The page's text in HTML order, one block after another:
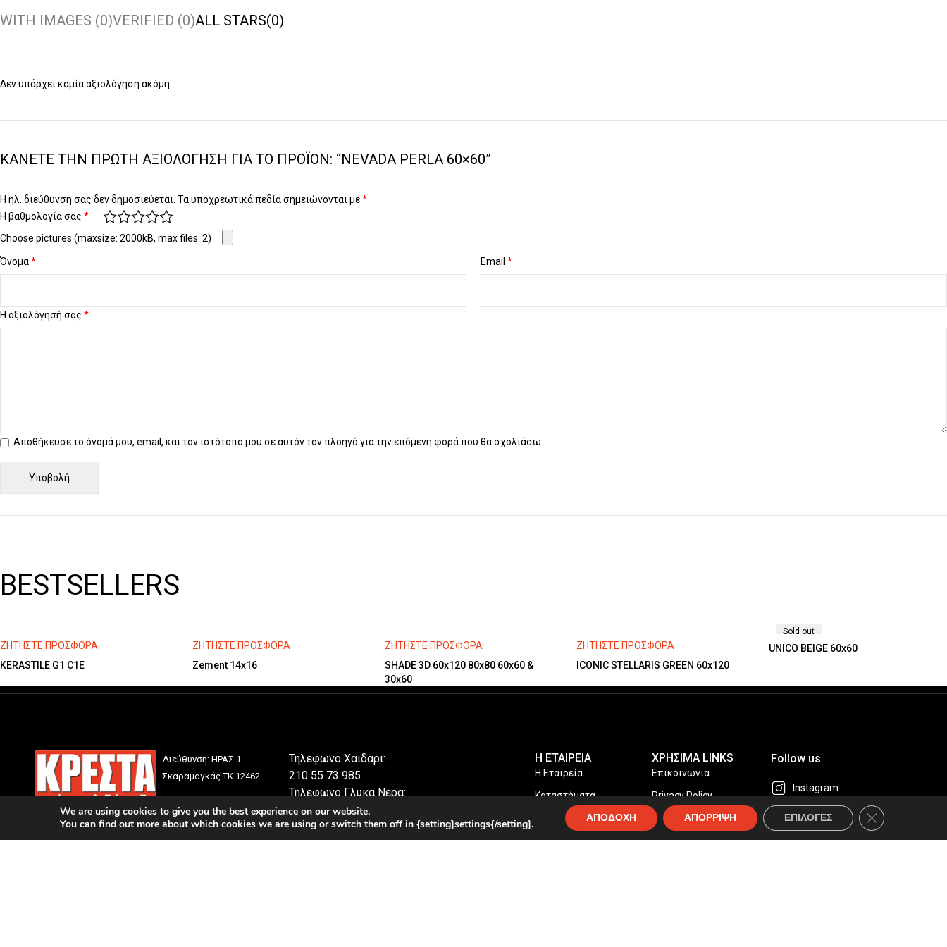
WITH IMAGES (0)VERIFIED (0)ALL STARS(0)
Δεν υπάρχει καμία αξιολόγηση ακόμη.
ΚΆΝΕΤΕ ΤΗΝ ΠΡΏΤΗ ΑΞΙΟΛΌΓΗΣΗ ΓΙΑ ΤΟ ΠΡΟΪΌΝ: “NEVADA PERLA 60×60”
Η ηλ. διεύθυνση σας δεν δημοσιεύεται. Τα υποχρεωτικά πεδία σημειώνονται με*
Η βαθμολογία σας *
Η αξιολόγησή σας *
Choose pictures (maxsize: 2000kB, max files: 2)
Όνομα* Email *
Αποθήκευσε το όνομά μου, email, και τον ιστότοπο μου σε αυτόν τον πλοηγό για την επόμενη φορά που θα σχολιάσω.
BESTSELLERS
ΖΗΤΗΣΤΕ ΠΡΟΣΦΟΡΑ
KERASTILE G1 C1E
ΖΗΤΗΣΤΕ ΠΡΟΣΦΟΡΑ
Zement 14x16
ΖΗΤΗΣΤΕ ΠΡΟΣΦΟΡΑ
SHADE 3D 60x120 80x80 60x60 &
30x60
ΖΗΤΗΣΤΕ ΠΡΟΣΦΟΡΑ
ICONIC STELLARIS GREEN 60x120
Sold out
UNICO BEIGE 60x60
Διεύθυνση: ΗΡΑΣ 1
Σκαραμαγκάς ΤΚ 12462
Τηλεφωνο Χαιδαρι:
210 55 73 985
Τηλεφωνο Γλυκα Νερα:
210 66 55 575
Email: info@cresta.gr
Η ΕΤΑΙΡΕΙΑ
Η Εταιρεία
Καταστήματα
ΧΡΗΣΙΜΑ LINKS
Επικοινωνία
Privacy Policy
Συχνές Ερωτήσεις
Follow us
Instagram
Facebook
We are using cookies to give you the best experience on our website.
You can find out more about which cookies we are using or switch them off in {setting]settings{/setting].
ΑΠΟΔΟΧΗ ΑΠΟΡΡΙΨΗ ΕΠΙΛΟΓΕΣ Κλείσιμο του